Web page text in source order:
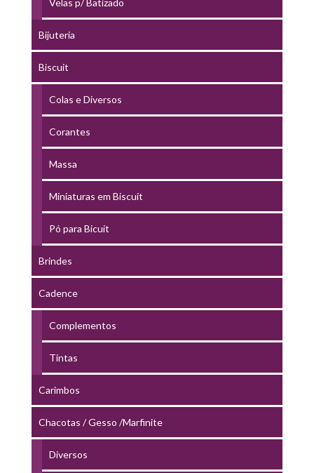
Bijuteria
Biscuit
Colas e Diversos
Corantes
Massa
Miniaturas em Biscuit
Pó para Bicuit
Brindes
Cadence
Complementos
Tintas
Carimbos
Chacotas / Gesso /Marfinite
Diversos